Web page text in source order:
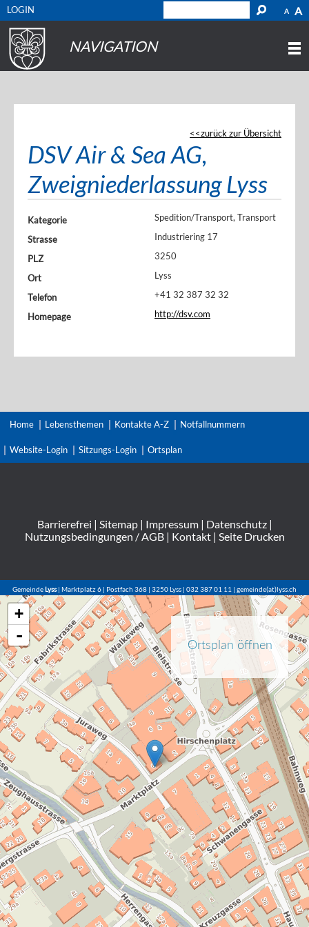
A A
LOGIN
NAVIGATION
zurück zur Übersicht
DSV Air & Sea AG,
Zweigniederlassung Lyss
Kategorie
Spedition/Transport, Transport
Strasse
Industriering 17
PLZ
3250
Ort
Lyss
Telefon
+41 32 387 32 32
Homepage
http://dsv.com
Home Lebensthemen Kontakte A-Z Notfallnummern
Website-Login Sitzungs-Login Ortsplan
Barrierefrei | Sitemap| Impressum| Datenschutz|
Nutzungsbedingungen / AGB| Kontakt| Seite Drucken
GemeindeLyss| Marktplatz 6 | Postfach 368 | 3250 Lyss | 032 387 01 11 | gemeinde(at)lyss.ch